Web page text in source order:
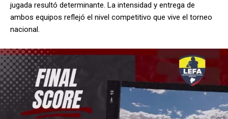
jugada resultó determinante. La intensidad y entrega de
ambos equipos reflejó el nivel competitivo que vive el torneo
nacional.